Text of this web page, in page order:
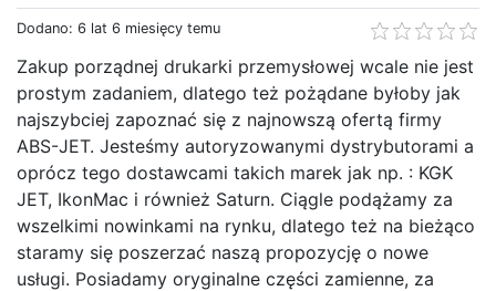
Dodano: 6 lat 6 miesięcy temu
Zakup porządnej drukarki przemysłowej wcale nie jest
prostym zadaniem, dlatego też pożądane byłoby jak
najszybciej zapoznać się z najnowszą ofertą firmy
ABS-JET. Jesteśmy autoryzowanymi dystrybutorami a
oprócz tego dostawcami takich marek jak np. : KGK
JET, IkonMac i również Saturn. Ciągle podążamy za
wszelkimi nowinkami na rynku, dlatego też na bieżąco
staramy się poszerzać naszą propozycję o nowe
usługi. Posiadamy oryginalne części zamienne, za